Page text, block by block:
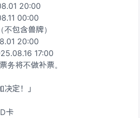
20:00
00:00
不包含兽牌）
20:00
17:00
务将不做补票。
决定！」
卡